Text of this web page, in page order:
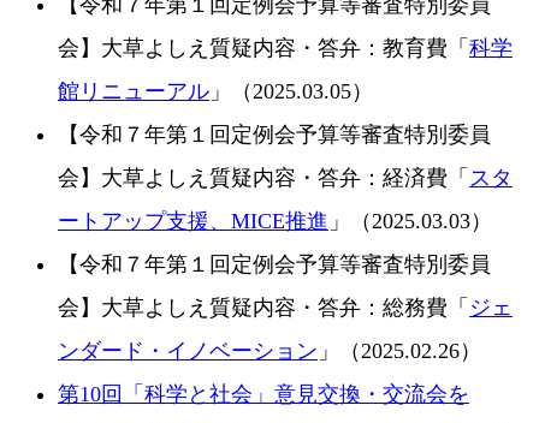
会】大草よしえ質疑内容・答弁：教育費「 科学
館リニューアル 」（2025.03.05）
【令和７年第１回定例会予算等審査特別委員
会】大草よしえ質疑内容・答弁：経済費「 スタ
ートアップ支援、MICE推進 」（2025.03.03）
【令和７年第１回定例会予算等審査特別委員
会】大草よしえ質疑内容・答弁：総務費「 ジェ
ンダード・イノベーション 」（2025.02.26）
第10回「科学と社会」意見交換・交流会を